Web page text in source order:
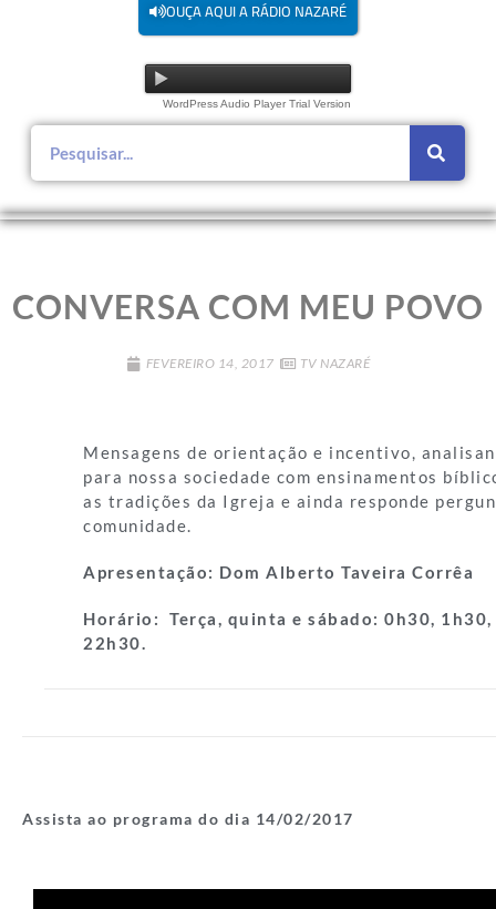
OUÇA AQUI A RÁDIO NAZARÉ
WordPress Audio Player Trial Version
CONVERSA COM MEU POVO
FEVEREIRO 14, 2017 TV NAZARÉ
Mensagens de orientação e incentivo,
para nossa sociedade com ensinamentos
as tradições da Igreja e ainda responde
comunidade.
Apresentação: Dom Alberto Taveira Corrêa
Horário:
Terça, quinta e sábado: 0h30,
22h30.
Assista ao programa do dia 14/02/2017